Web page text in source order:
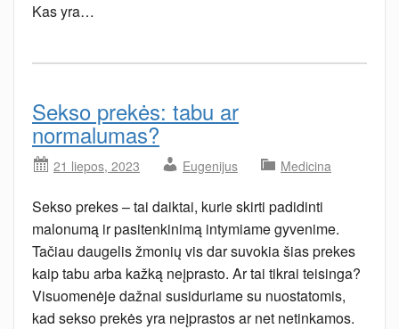
Kas yra…
Sekso prekės: tabu ar
normalumas?
21 liepos, 2023 Eugenijus Medicina
Sekso prekes – tai daiktai, kurie skirti padidinti
malonumą ir pasitenkinimą intymiame gyvenime.
Tačiau daugelis žmonių vis dar suvokia šias prekes
kaip tabu arba kažką neįprasto. Ar tai tikrai teisinga?
Visuomenėje dažnai susiduriame su nuostatomis,
kad sekso prekės yra neįprastos ar net netinkamos.